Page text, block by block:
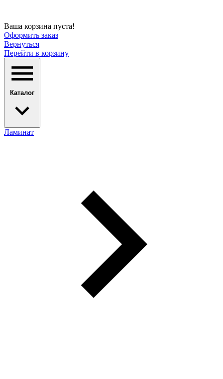
Ваша корзина пуста!
Оформить заказ
Вернуться
Перейти в корзину
Каталог
Ламинат